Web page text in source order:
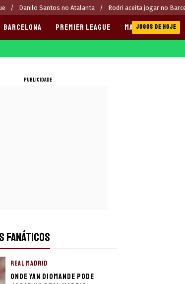
Danilo Santos no Atalanta Rodri aceita jogar no
BARCELONA PREMIER LEAGUE MANCHESTER CITY
JOGOS DE HOJE
PUBLICIDADE
FANÁTICOS
REAL MADRID
Onde Yan Diomande pode